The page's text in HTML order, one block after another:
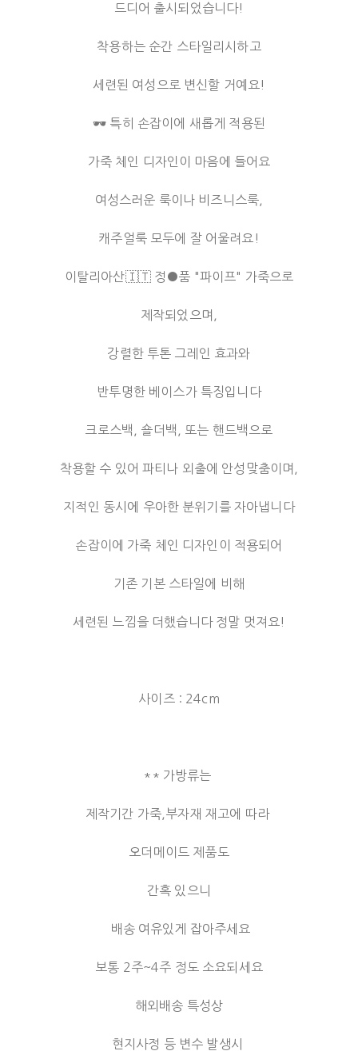
드디어 출시되었습니다!
착용하는 순간 스타일리시하고
세련된 여성으로 변신할 거예요!
🕶 특히 손잡이에 새롭게 적용된
가죽 체인 디자인이 마음에 들어요
여성스러운 룩이나 비즈니스룩,
캐주얼룩 모두에 잘 어울려요!
이탈리아산🇮🇹 정●품 "파이프" 가죽으로
제작되었으며,
강렬한 투톤 그레인 효과와
반투명한 베이스가 특징입니다
크로스백, 숄더백, 또는 핸드백으로
착용할 수 있어 파티나 외출에 안성맞춤이며,
지적인 동시에 우아한 분위기를 자아냅니다
손잡이에 가죽 체인 디자인이 적용되어
기존 기본 스타일에 비해
세련된 느낌을 더했습니다 정말 멋져요!
사이즈 : 24cm
** 가방류는
제작기간 가죽,부자재 재고에 따라
오더메이드 제품도
간혹 있으니
배송 여유있게 잡아주세요
보통 2주~4주 정도 소요되세요
해외배송 특성상
현지사정 등 변수 발생시